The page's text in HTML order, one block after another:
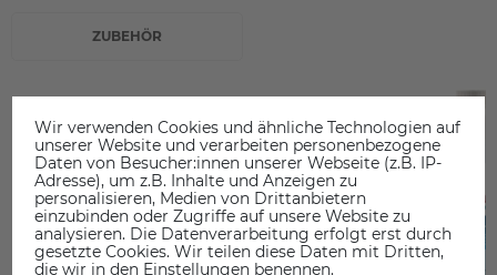
ZUBEHÖR
Wir verwenden Cookies und ähnliche Technologien auf
unserer Website und verarbeiten personenbezogene
Daten von Besucher:innen unserer Webseite (z.B. IP-
Adresse), um z.B. Inhalte und Anzeigen zu
personalisieren, Medien von Drittanbietern
einzubinden oder Zugriffe auf unsere Website zu
analysieren. Die Datenverarbeitung erfolgt erst durch
gesetzte Cookies. Wir teilen diese Daten mit Dritten,
die wir in den Einstellungen benennen.